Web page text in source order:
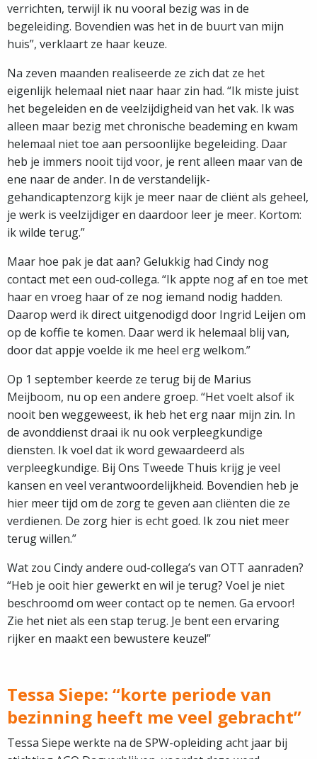
verrichten, terwijl ik nu vooral bezig was in de
begeleiding. Bovendien was het in de buurt van mijn
huis”, verklaart ze haar keuze.
Na zeven maanden realiseerde ze zich dat ze het
eigenlijk helemaal niet naar haar zin had. “Ik miste juist
het begeleiden en de veelzijdigheid van het vak. Ik was
alleen maar bezig met chronische beademing en kwam
helemaal niet toe aan persoonlijke begeleiding. Daar
heb je immers nooit tijd voor, je rent alleen maar van de
ene naar de ander. In de verstandelijk-
gehandicaptenzorg kijk je meer naar de cliënt als geheel,
je werk is veelzijdiger en daardoor leer je meer. Kortom:
ik wilde terug.”
Maar hoe pak je dat aan? Gelukkig had Cindy nog
contact met een oud-collega. “Ik appte nog af en toe met
haar en vroeg haar of ze nog iemand nodig hadden.
Daarop werd ik direct uitgenodigd door Ingrid Leijen om
op de koffie te komen. Daar werd ik helemaal blij van,
door dat appje voelde ik me heel erg welkom.”
Op 1 september keerde ze terug bij de Marius
Meijboom, nu op een andere groep. “Het voelt alsof ik
nooit ben weggeweest, ik heb het erg naar mijn zin. In
de avonddienst draai ik nu ook verpleegkundige
diensten. Ik voel dat ik word gewaardeerd als
verpleegkundige. Bij Ons Tweede Thuis krijg je veel
kansen en veel verantwoordelijkheid. Bovendien heb je
hier meer tijd om de zorg te geven aan cliënten die ze
verdienen. De zorg hier is echt goed. Ik zou niet meer
terug willen.”
Wat zou Cindy andere oud-collega’s van OTT aanraden?
“Heb je ooit hier gewerkt en wil je terug? Voel je niet
beschroomd om weer contact op te nemen. Ga ervoor!
Zie het niet als een stap terug. Je bent een ervaring
rijker en maakt een bewustere keuze!”
Tessa Siepe: “korte periode van
bezinning heeft me veel gebracht”
Tessa Siepe werkte na de SPW-opleiding acht jaar bij